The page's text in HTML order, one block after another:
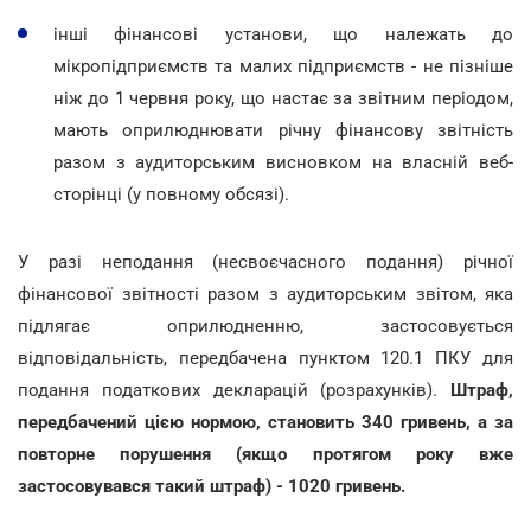
інші фінансові установи, що належать до
мікропідприємств та малих підприємств - не пізніше
ніж до 1 червня року, що настає за звітним періодом,
мають оприлюднювати річну фінансову звітність
разом з аудиторським висновком на власній веб-
сторінці (у повному обсязі).
У разі неподання (несвоєчасного подання) річної
фінансової звітності разом з аудиторським звітом, яка
підлягає оприлюдненню, застосовується
відповідальність, передбачена пунктом 120.1 ПКУ для
подання податкових декларацій (розрахунків). Штраф,
передбачений цією нормою, становить 340 гривень, а за
повторне порушення (якщо протягом року вже
застосовувався такий штраф) - 1020 гривень.